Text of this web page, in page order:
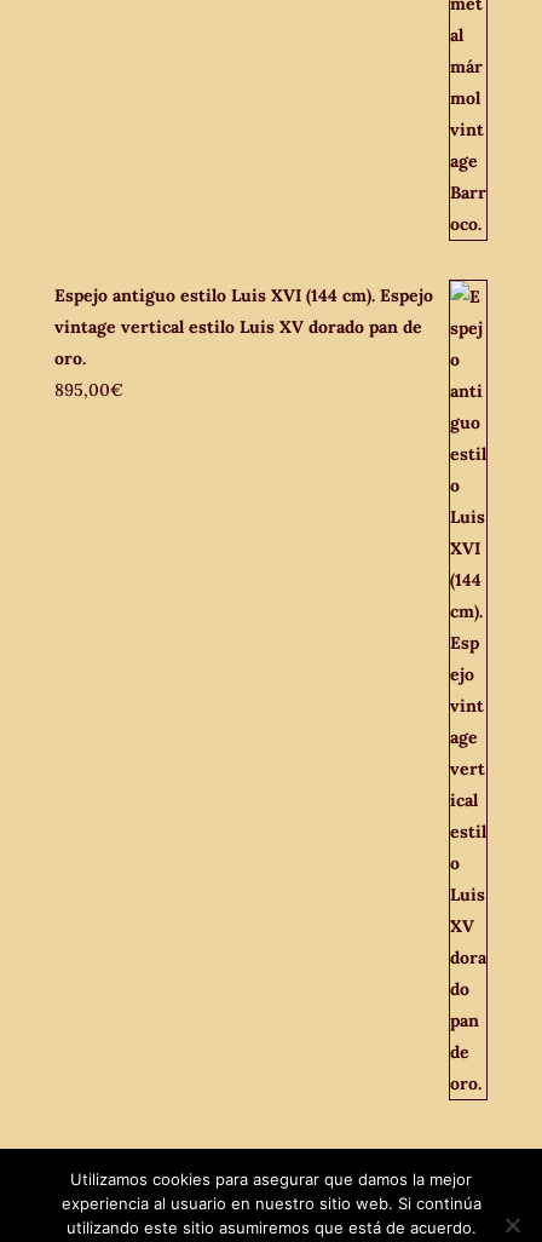
Espejo antiguo estilo Luis XVI (144 cm). Espejo
vintage vertical estilo Luis XV dorado pan de
oro.
895,00€
Utilizamos cookies para asegurar que damos la mejor
experiencia al usuario en nuestro sitio web. Si continúa
utilizando este sitio asumiremos que está de acuerdo.